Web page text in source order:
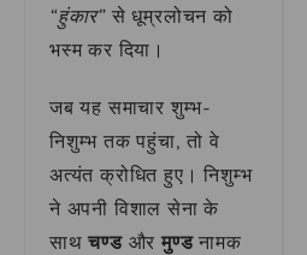
“हुंकार” से धूम्रलोचन को
भस्म कर दिया।
जब यह समाचार शुम्भ-
निशुम्भ तक पहुंचा, तो वे
अत्यंत क्रोधित हुए। निशुम्भ
ने अपनी विशाल सेना के
साथचण्डऔरमुण्डनामक